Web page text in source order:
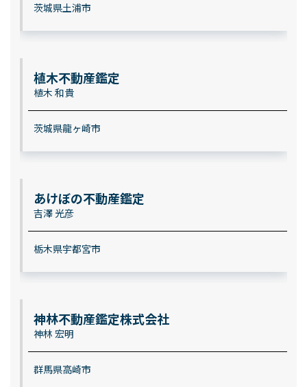
茨城県土浦市
植木不動産鑑定
植木 和貴
茨城県龍ヶ崎市
あけぼの不動産鑑定
吉澤 光彦
栃木県宇都宮市
神林不動産鑑定株式会社
神林 宏明
群馬県高崎市